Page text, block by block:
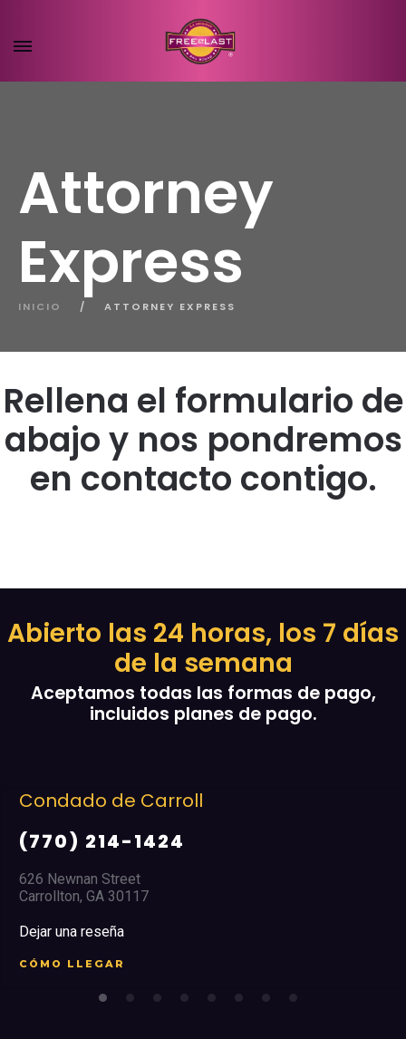
Attorney
Express
INICIO / ATTORNEY EXPRESS
Rellena el formulario de
abajo y nos pondremos
en contacto contigo.
Abierto las 24 horas, los 7 días
de la semana
Aceptamos todas las formas de pago,
incluidos planes de pago.
Condado de Carroll
(770) 214-1424
626 Newnan Street
Carrollton, GA 30117
Dejar una reseña
CÓMO LLEGAR